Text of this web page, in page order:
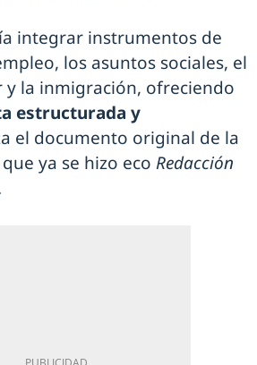
integrar instrumentos de
los asuntos sociales, el
la inmigración, ofreciendo
estructurada y
el documento original de la
ya se hizo eco Redacción